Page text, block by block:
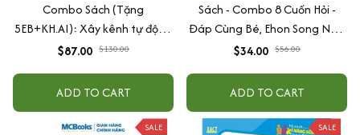
Combo Sách (Tặng
5EB+KH.AI): Xây kênh tự động
AI Agent + AI siêu mạnh + 3
+ Xu hướng
$87.00 $130.00
ADD TO CART
Sách - Combo 8 Cuốn Hỏi -
Đáp Cùng Bé, Ehon Song Ngữ
Việt - Anh - Dành Cho Bé Từ 0
$34.00 $56.00
ADD TO CART
SALE SALE